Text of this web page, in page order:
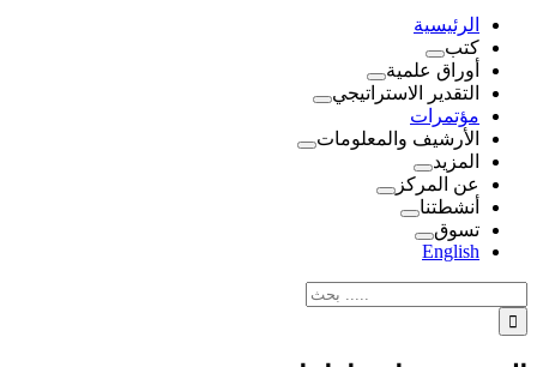
الرئيسية
كتب
أوراق علمية
التقدير الاستراتيجي
مؤتمرات
الأرشيف والمعلومات
المزيد
عن المركز
أنشطتنا
تسوق
English
البحث
بالنسبة
الي